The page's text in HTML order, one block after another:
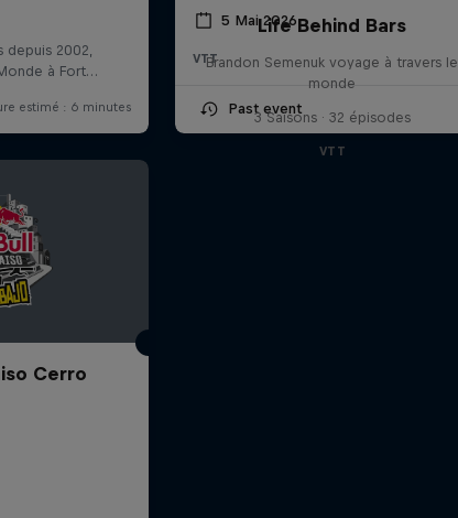
5 Mai 2026
VTT
Past event
Cerro
Life Behind Bars
Brandon Semenuk voyage à travers le
monde
3 Saisons · 32 épisodes
VTT